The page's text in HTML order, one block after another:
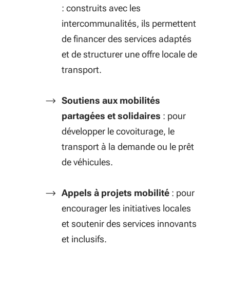
: construits avec les
intercommunalités, ils permettent
de financer des services adaptés
et de structurer une offre locale de
transport.
Soutiens aux mobilités
partagées et solidaires : pour
développer le covoiturage, le
transport à la demande ou le prêt
de véhicules.
Appels à projets mobilité : pour
encourager les initiatives locales
et soutenir des services innovants
et inclusifs.